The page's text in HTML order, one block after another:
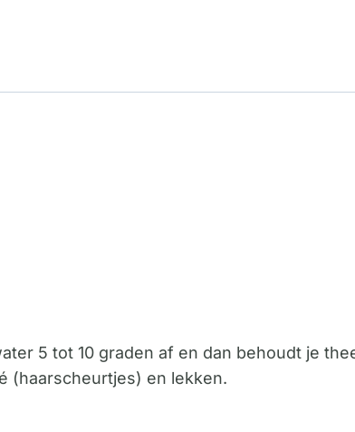
5 tot 10 graden af en dan behoudt je
(haarscheurtjes) en lekken.